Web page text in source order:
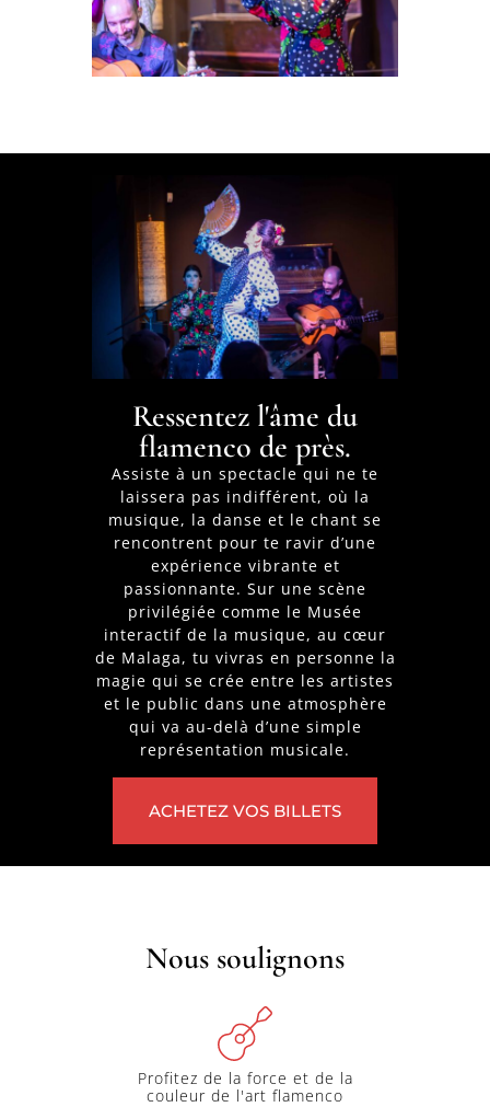
Ressentez l'âme du
flamenco de près.
Assiste à un spectacle qui ne te
laissera pas indifférent, où la
musique, la danse et le chant se
rencontrent pour te ravir d’une
expérience vibrante et
passionnante. Sur une scène
privilégiée comme le Musée
interactif de la musique, au cœur
de Malaga, tu vivras en personne la
magie qui se crée entre les artistes
et le public dans une atmosphère
qui va au-delà d’une simple
représentation musicale.
ACHETEZ VOS BILLETS
Nous soulignons
Profitez de la force et de la
couleur de l'art flamenco